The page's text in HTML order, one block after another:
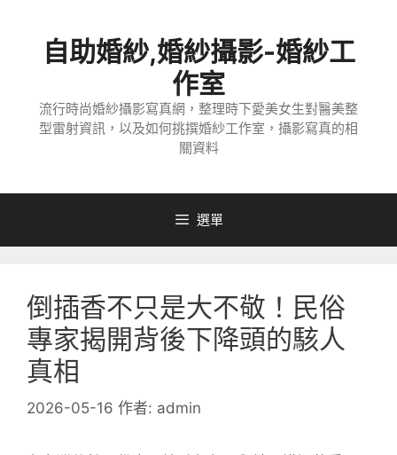
自助婚紗,婚紗攝影-婚紗工
作室
流行時尚婚紗攝影寫真網，整理時下愛美女生對醫美整
型雷射資訊，以及如何挑撰婚紗工作室，攝影寫真的相
關資料
選單
倒插香不只是大不敬！民俗
專家揭開背後下降頭的駭人
真相
2026-05-16 作者: admin